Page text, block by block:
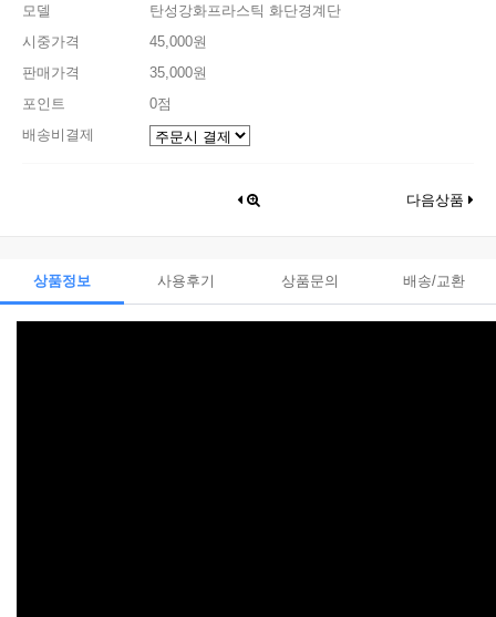
모델
탄성강화프라스틱 화단경계단
시중가격
45,000원
판매가격
35,000원
포인트
0점
배송비결제
다음상품
상품정보 사용후기 상품문의 배송/교환